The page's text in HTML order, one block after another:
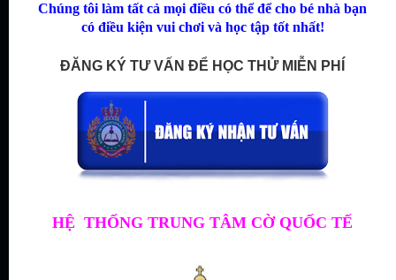
Chúng tôi làm tất cả mọi điều có thể để cho bé nhà bạn
có điều kiện vui chơi và học tập tốt nhất!
ĐĂNG KÝ TƯ VẤN ĐỂ HỌC THỬ MIỄN PHÍ
HỆ THỐNG TRUNG TÂM CỜ QUỐC TẾ